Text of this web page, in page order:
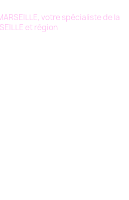
votre spécialiste de la
et région